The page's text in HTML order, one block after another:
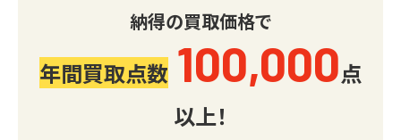
納得の買取価格で
年間買取点数 100,000点
以上！